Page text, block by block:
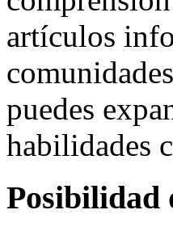
artículos
puedes
habilidades
Posibilidad